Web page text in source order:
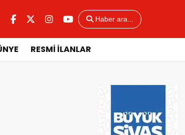
Haber ara...
RESMİ İLANLAR